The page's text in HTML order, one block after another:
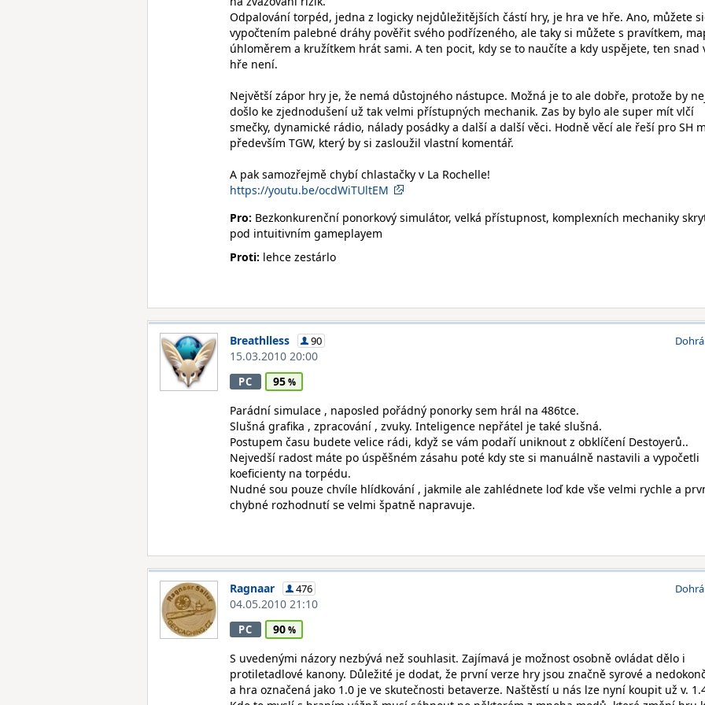
Odpalování torpéd, jedna z logicky nejdůležitějších částí hry, je hra ve hře. Ano, můžete
vypočtením palebné dráhy pověřit svého podřízeného, ale taky si můžete s pravítkem,
úhloměrem a kružítkem hrát sami. A ten pocit, kdy se to naučíte a kdy uspějete, ten snad
hře není.
Největší zápor hry je, že nemá důstojného nástupce. Možná je to ale dobře, protože by
došlo ke zjednodušení už tak velmi přístupných mechanik. Zas by bylo ale super mít vlčí
smečky, dynamické rádio, nálady posádky a další a další věci. Hodně věcí ale řeší pro SH
především TGW, který by si zasloužil vlastní komentář.
A pak samozřejmě chybí chlastačky v La Rochelle!
https://youtu.be/ocdWiTUltEM
Pro: Bezkonkurenční ponorkový simulátor, velká přístupnost, komplexních mechaniky
pod intuitivním gameplayem
Proti: lehce zestárlo
Breathlless 90
15.03.2010 20:00
PC
95
Parádní simulace , naposled pořádný ponorky sem hrál na 486tce.
Slušná grafika , zpracování , zvuky. Inteligence nepřátel je také slušná.
Postupem času budete velice rádi, když se vám podaří uniknout z obklíčení Destoyerů..
Nejvedší radost máte po úspěšném zásahu poté kdy ste si manuálně nastavili a vypočetli
koeficienty na torpédu.
Nudné sou pouze chvíle hlídkování , jakmile ale zahlédnete loď kde vše velmi rychle a
chybné rozhodnutí se velmi špatně napravuje.
Ragnaar 476
04.05.2010 21:10
PC
90
S uvedenými názory nezbývá než souhlasit. Zajímavá je možnost osobně ovládat dělo i
protiletadlové kanony. Důležité je dodat, že první verze hry jsou značně syrové a
a hra označená jako 1.0 je ve skutečnosti betaverze. Naštěstí u nás lze nyní koupit už v.